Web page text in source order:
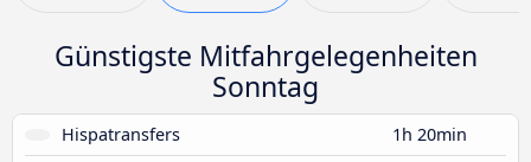
Günstigste Mitfahrgelegenheiten
Sonntag
Hispatransfers 1h 20min